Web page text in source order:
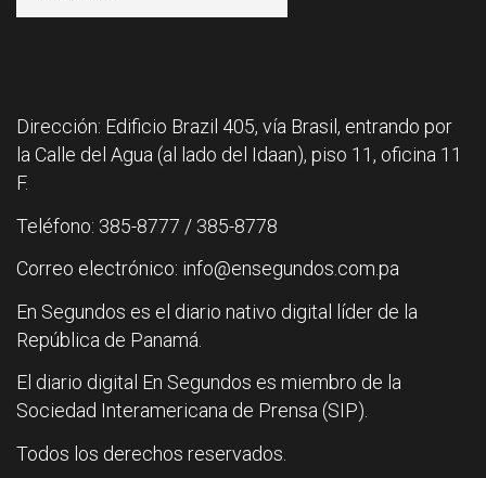
Dirección: Edificio Brazil 405, vía Brasil, entrando por
la Calle del Agua (al lado del Idaan), piso 11, oficina 11
F.
Teléfono: 385-8777 / 385-8778
Correo electrónico: info@ensegundos.com.pa
En Segundos es el diario nativo digital líder de la
República de Panamá.
El diario digital En Segundos es miembro de la
Sociedad Interamericana de Prensa (SIP).
Todos los derechos reservados.